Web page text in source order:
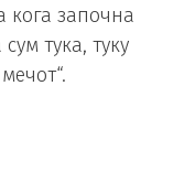
кога започна
тука, туку